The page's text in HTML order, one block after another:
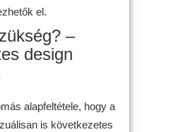
el.
–
design
alapfeltétele, hogy a
is következetes